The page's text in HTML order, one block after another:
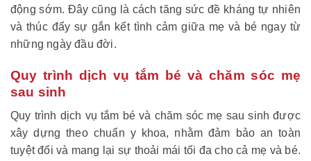
động sớm. Đây cũng là cách tăng sức đề kháng tự nhiên
và thúc đẩy sự gắn kết tình cảm giữa mẹ và bé ngay từ
những ngày đầu đời.
Quy trình dịch vụ tắm bé và chăm sóc mẹ
sau sinh
Quy trình dịch vụ tắm bé và chăm sóc mẹ sau sinh được
xây dựng theo chuẩn y khoa, nhằm đảm bảo an toàn
tuyệt đối và mang lại sự thoải mái tối đa cho cả mẹ và bé.